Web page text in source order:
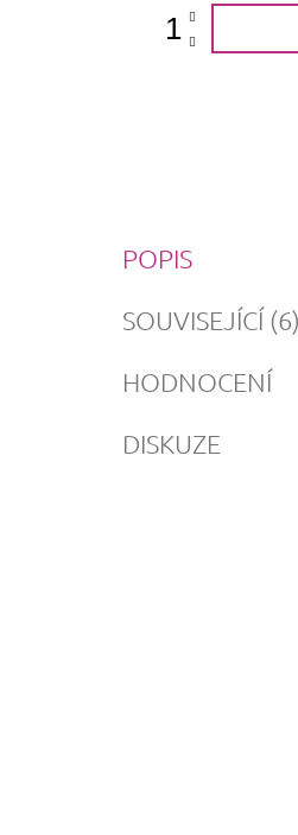
POPIS
SOUVISEJÍCÍ (6)
HODNOCENÍ
DISKUZE